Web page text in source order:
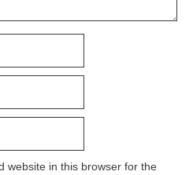
website in this browser for the